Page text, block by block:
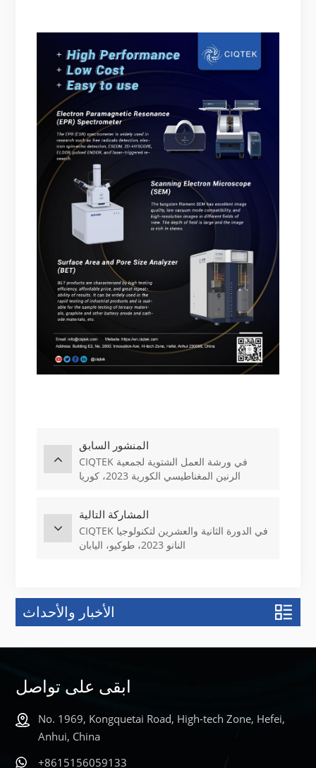
المنشور السابق
CIQTEK في ورشة العمل الشتوية لجمعية
الرنين المغناطيسي الكورية 2023، كوريا
المشاركة التالية
CIQTEK في الدورة الثانية والعشرين لتكنولوجيا
النانو 2023، طوكيو، اليابان
الأخبار والأحداث
ابقى على تواصل
No. 1969, Kongquetai Road, High-tech Zone, Hefei,
Anhui, China
+8615156059133